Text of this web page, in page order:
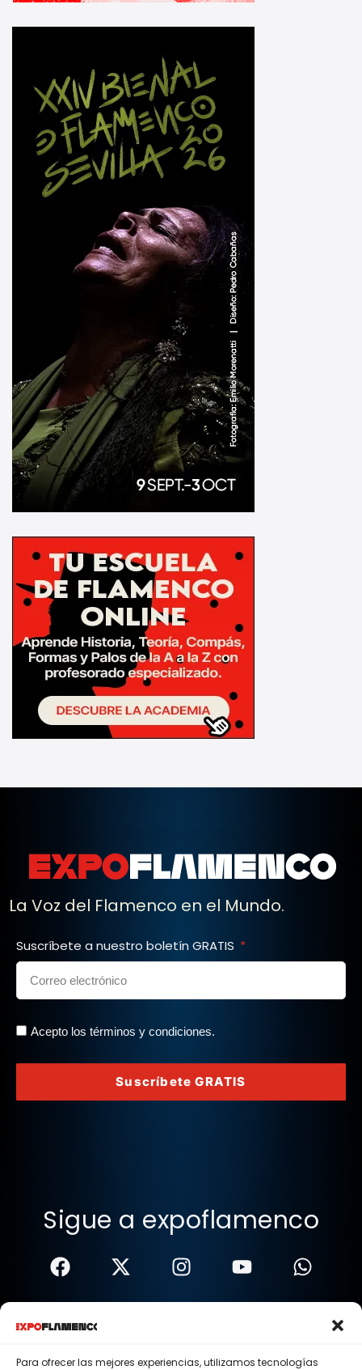
Para ofrecer las mejores experiencias, utilizamos tecnologías
La Voz del Flamenco en el Mundo.
Suscríbete a nuestro boletín GRATIS
Acepto los términos y condiciones.
Suscríbete GRATIS
Sigue a expoflamenco
Términos Y Condiciones
Política De Privacidad